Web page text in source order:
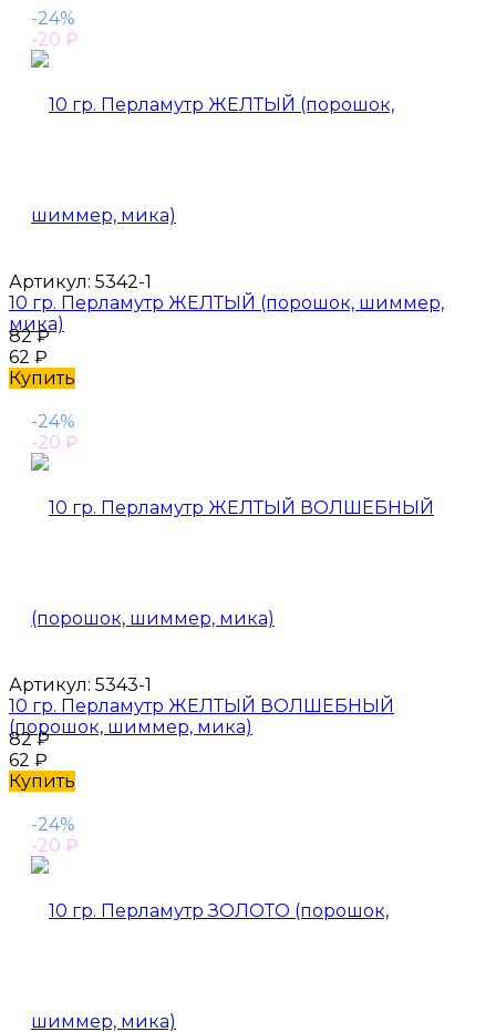
-24%
-20 ₽
Артикул: 5342-1
10 гр. Перламутр ЖЕЛТЫЙ (порошок, шиммер,
мика)
82₽
62 ₽
Купить
-24%
-20 ₽
Артикул: 5343-1
10 гр. Перламутр ЖЕЛТЫЙ ВОЛШЕБНЫЙ
(порошок, шиммер, мика)
82₽
62 ₽
Купить
-24%
-20 ₽